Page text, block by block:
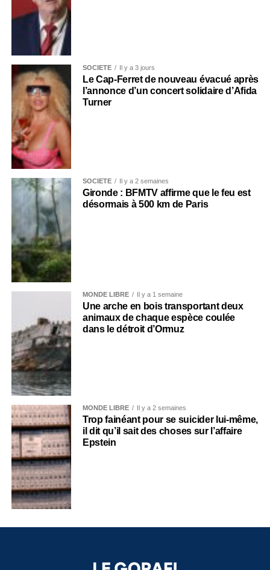
SOCIÉTÉ Il y a 3 jours
Le Cap-Ferret de nouveau évacué après
l’annonce d’un concert solidaire d’Afida
Turner
SOCIÉTÉ Il y a 2 semaines
Gironde : BFMTV affirme que le feu est
désormais à 500 km de Paris
MONDE LIBRE Il y a 1 semaine
Une arche en bois transportant deux
animaux de chaque espèce coulée
dans le détroit d’Ormuz
MONDE LIBRE Il y a 2 semaines
Trop fainéant pour se suicider lui-même,
il dit qu’il sait des choses sur l’affaire
Epstein